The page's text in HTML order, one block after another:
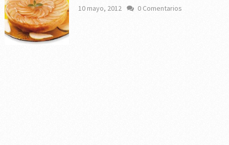
10 mayo, 2012 0 Comentarios